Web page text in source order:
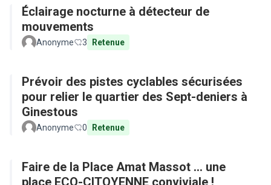
Éclairage nocturne à détecteur de
mouvements
Anonyme 3 Retenue
Prévoir des pistes cyclables sécurisées
pour relier le quartier des Sept-deniers à
Ginestous
Anonyme 0 Retenue
Faire de la Place Amat Massot ... une
place ECO-CITOYENNE conviviale !